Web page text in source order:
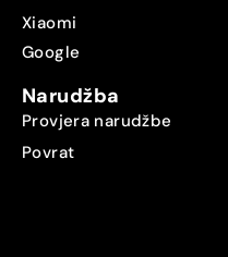
Xiaomi
Google
Narudžba
Provjera narudžbe
Povrat